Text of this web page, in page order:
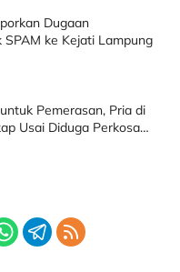
Dugaan
SPAM ke Kejati Lampung
Pemerasan, Pria di
Usai Diduga Perkosa